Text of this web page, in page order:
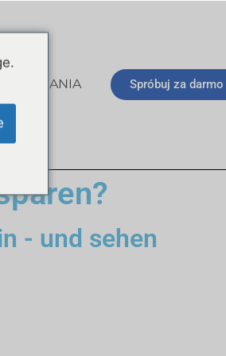
POBRANIA Spróbuj za darmo
- und sehen